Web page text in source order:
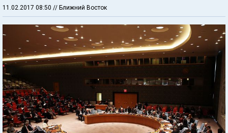
11.02.2017 08:50 // Ближний Восток